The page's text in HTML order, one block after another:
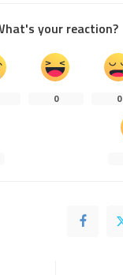
your reaction?
0 0